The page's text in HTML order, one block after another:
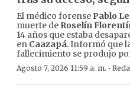
El médico forense Pablo
muerte de Roselín
14 años que estaba
en Caazapá. Informó que
fallecimiento se produjo
Agosto 7, 2026 11:59 a. m. ·